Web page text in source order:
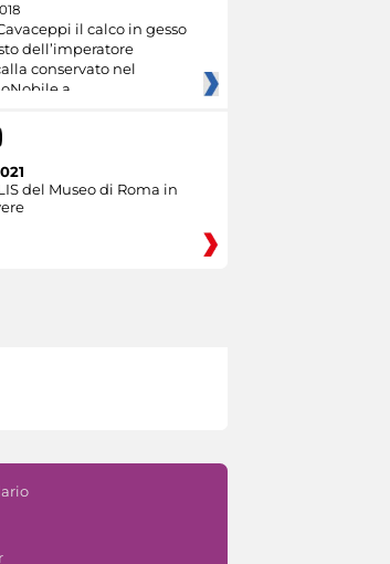
il calco in gesso
dell’imperatore
conservato nel
a
del Museo di Roma in